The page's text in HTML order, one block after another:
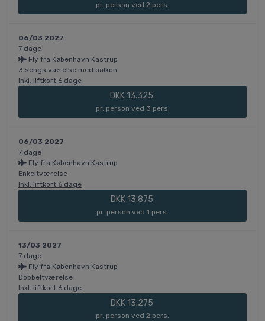
pr. person ved 2 pers.
06/03 2027
7 dage
Fly fra København Kastrup
3 sengs værelse med balkon
Inkl. liftkort 6 dage
DKK 13.325
pr. person ved 3 pers.
06/03 2027
7 dage
Fly fra København Kastrup
Enkeltværelse
Inkl. liftkort 6 dage
DKK 13.875
pr. person ved 1 pers.
13/03 2027
7 dage
Fly fra København Kastrup
Dobbeltværelse
Inkl. liftkort 6 dage
DKK 13.275
pr. person ved 2 pers.